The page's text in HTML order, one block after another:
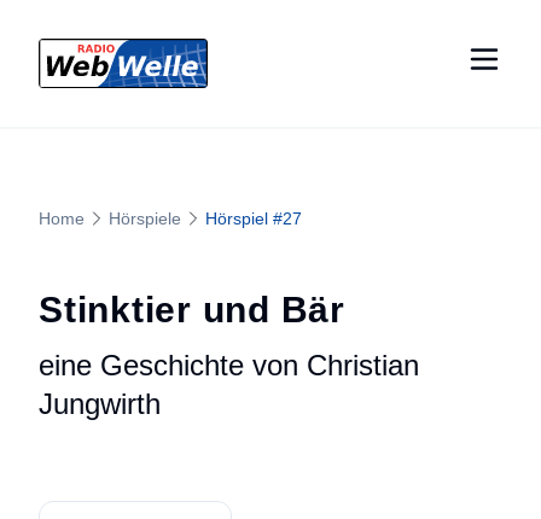
Home Hörspiele Hörspiel #27
Stinktier und Bär
eine Geschichte von Christian
Jungwirth